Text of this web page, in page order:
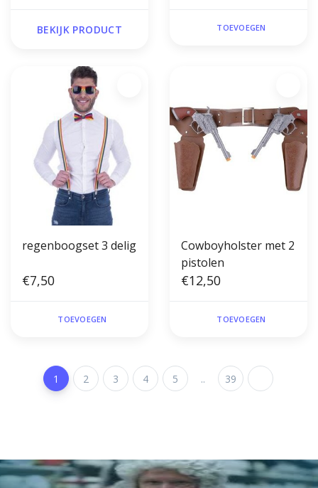
BEKIJK PRODUCT TOEVOEGEN
regenboogset 3 delig
€7,50
TOEVOEGEN
Cowboyholster met 2
pistolen
€12,50
TOEVOEGEN
1 2 3 4 5 .. 39